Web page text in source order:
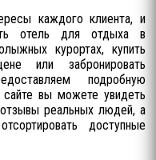
каждого клиента, и
отель для отдыха в
курортах, купить
или забронировать
подробную
вы можете увидеть
реальных людей, а
доступные